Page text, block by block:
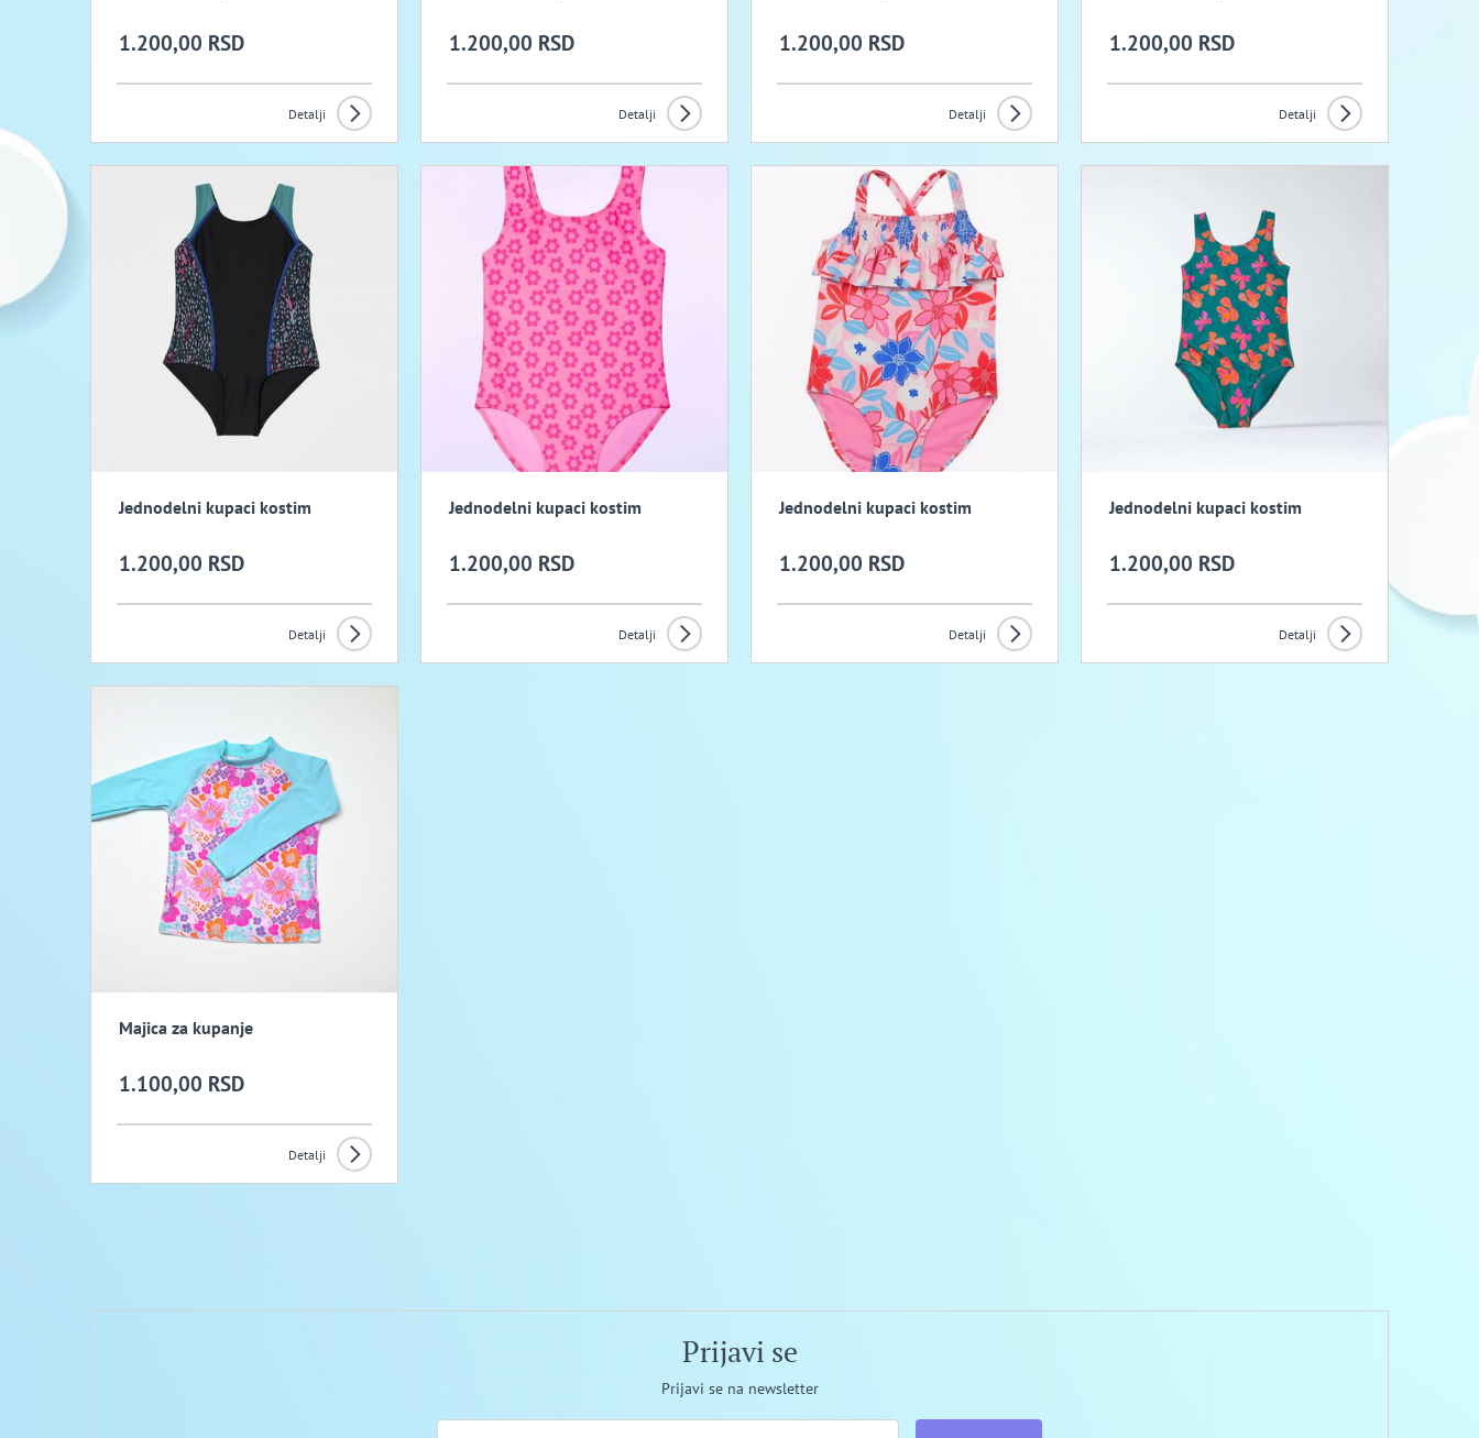
1.200,00 RSD
Detalji
1.200,00 RSD
Detalji
1.200,00 RSD
Detalji
1.200,00 RSD
Detalji
Jednodelni kupaci kostim
1.200,00 RSD
Detalji
Jednodelni kupaci kostim
1.200,00 RSD
Detalji
Jednodelni kupaci kostim
1.200,00 RSD
Detalji
Jednodelni kupaci kostim
1.200,00 RSD
Detalji
Majica za kupanje
1.100,00 RSD
Detalji
Prijavi se
Prijavi se na newsletter